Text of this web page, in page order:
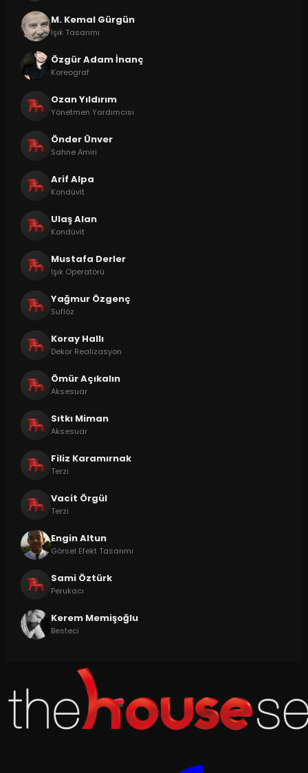
M. Kemal Gürgün
Işık Tasarımı
Özgür Adam İnanç
Koreograf
Ozan Yıldırım
Yönetmen Yardımcısı
Önder Ünver
Sahne Amiri
Arif Alpa
Kondüvit
Ulaş Alan
Kondüvit
Mustafa Derler
Işık Operatörü
Yağmur Özgenç
Suflöz
Koray Hallı
Dekor Realizasyon
Ömür Açıkalın
Aksesuar
Sıtkı Miman
Aksesuar
Filiz Karamırnak
Terzi
Vacit Örgül
Terzi
Engin Altun
Görsel Efekt Tasarımı
Sami Öztürk
Perukacı
Kerem Memişoğlu
Besteci